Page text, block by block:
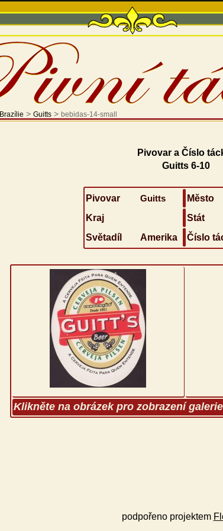
Brazílie > Guitts> bebidas-14-small
Pivovar a Číslo
Guitts 6-10
Pivovar Guitts Město
Kraj
Stát
Světadíl
Amerika Číslo
Klikněte na obrázek pro zobrazení
podpořeno projektem